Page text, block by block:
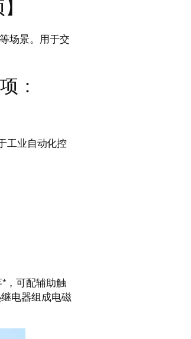
场景。用于交
：
工业自动化控
，可配辅助触
电器组成电磁